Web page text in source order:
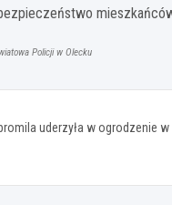
Policji w Olecku
uderzyła w ogrodzenie w